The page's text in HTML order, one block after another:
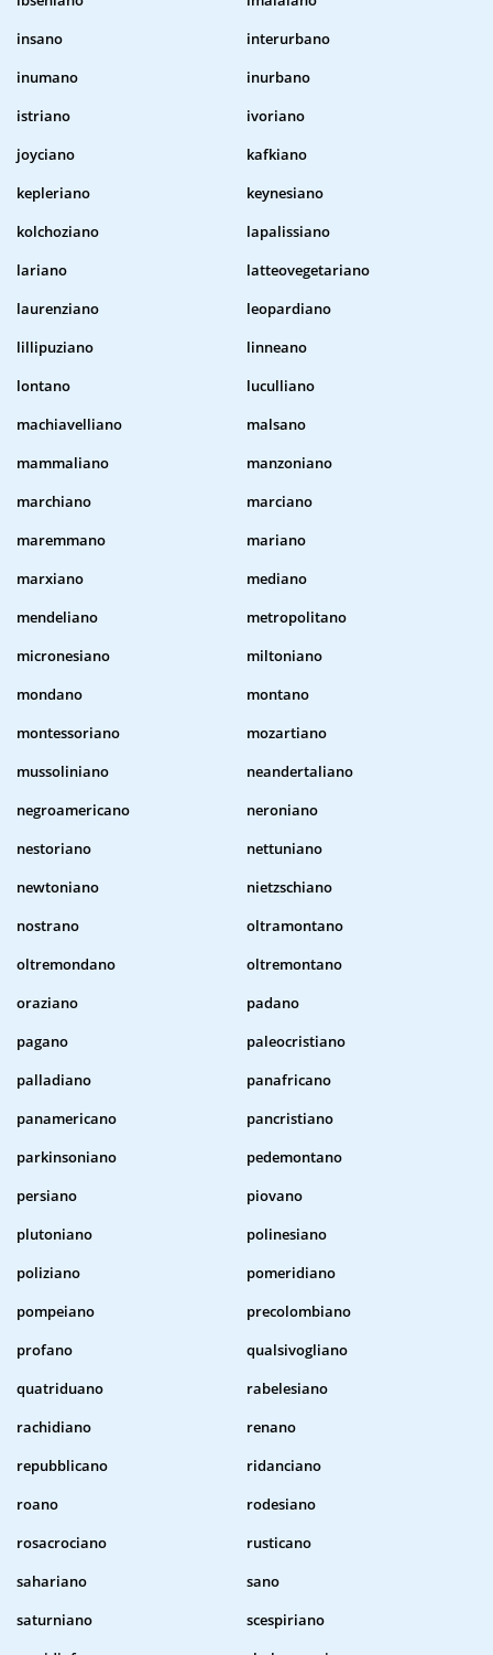
insano
interurbano
inumano
inurbano
istriano
ivoriano
joyciano
kafkiano
kepleriano
keynesiano
kolchoziano
lapalissiano
lariano
latteovegetariano
laurenziano
leopardiano
lillipuziano
linneano
lontano
luculliano
machiavelliano
malsano
mammaliano
manzoniano
marchiano
marciano
maremmano
mariano
marxiano
mediano
mendeliano
metropolitano
micronesiano
miltoniano
mondano
montano
montessoriano
mozartiano
mussoliniano
neandertaliano
negroamericano
neroniano
nestoriano
nettuniano
newtoniano
nietzschiano
nostrano
oltramontano
oltremondano
oltremontano
oraziano
padano
pagano
paleocristiano
palladiano
panafricano
panamericano
pancristiano
parkinsoniano
pedemontano
persiano
piovano
plutoniano
polinesiano
poliziano
pomeridiano
pompeiano
precolombiano
profano
qualsivogliano
quatriduano
rabelesiano
rachidiano
renano
repubblicano
ridanciano
roano
rodesiano
rosacrociano
rusticano
sahariano
sano
saturniano
scespiriano